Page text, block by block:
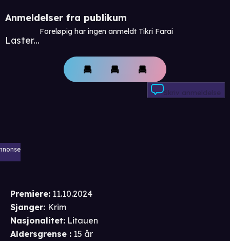
Anmeldelser fra publikum
Laster...
Foreløpig har ingen anmeldt Tikri Farai
Skriv anmeldelse
Premiere: 11.10.2024
Sjanger: Krim
Nasjonalitet: Litauen
Aldersgrense : 15 år